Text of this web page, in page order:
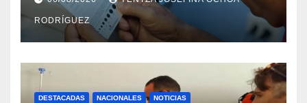
RODRÍGUEZ
DESTACADAS NACIONALES NOTICIAS